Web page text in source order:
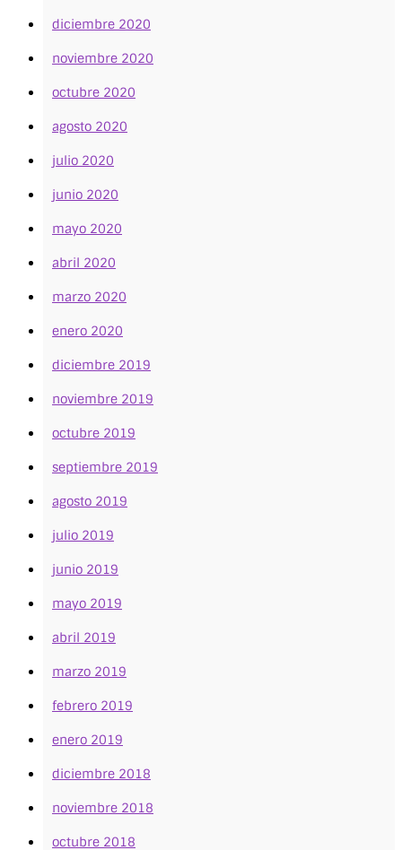
diciembre 2020
noviembre 2020
octubre 2020
agosto 2020
julio 2020
junio 2020
mayo 2020
abril 2020
marzo 2020
enero 2020
diciembre 2019
noviembre 2019
octubre 2019
septiembre 2019
agosto 2019
julio 2019
junio 2019
mayo 2019
abril 2019
marzo 2019
febrero 2019
enero 2019
diciembre 2018
noviembre 2018
octubre 2018